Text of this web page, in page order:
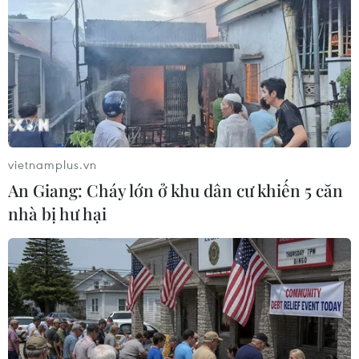
#phạm pháp #pháp luật #pháp đình
#xã hội
#an ninh xã hội
#chính trị #VietnamPlus
Theo dõi VietnamPlus
TIN LIÊN QUAN
vietnamplus.vn
An Giang: Cháy lớn ở khu dân cư khiến 5 căn
nhà bị hư hại